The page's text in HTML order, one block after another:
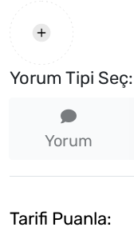
Yorum Tipi Seç:
Yorum
Tarifi Puanla: